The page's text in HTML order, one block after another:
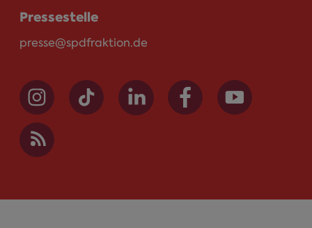
Pressestelle
presse@spdfraktion.de